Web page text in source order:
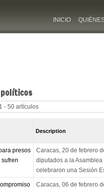
INICIO
- 50 artículos
Description
presos
Caracas, 20 de febrero
diputados a la
celebraron una Sesión
Caracas, 06 de febrero